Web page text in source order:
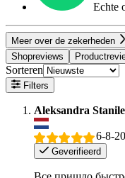
Echte
Meer over de zekerheden
Shopreviews
Sorteren
Filters
Aleksandra
6-8-
Geverifieerd